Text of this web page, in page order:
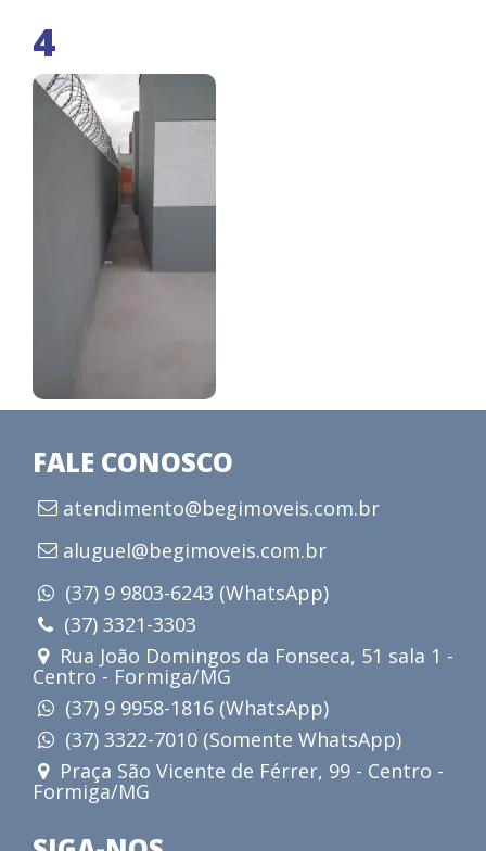
4
FALE CONOSCO
atendimento@begimoveis.com.br
aluguel@begimoveis.com.br
(37) 9 9803-6243 (WhatsApp)
(37) 3321-3303
Rua João Domingos da Fonseca, 51 sala 1 -
Centro - Formiga/MG
(37) 9 9958-1816 (WhatsApp)
(37) 3322-7010 (Somente WhatsApp)
Praça São Vicente de Férrer, 99 - Centro -
Formiga/MG